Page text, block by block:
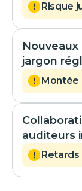
Risque
jargon
Montée
auditeurs